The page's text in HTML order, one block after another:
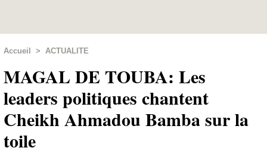
Accueil > ACTUALITE
MAGAL DE TOUBA: Les
leaders politiques chantent
Cheikh Ahmadou Bamba sur la
toile